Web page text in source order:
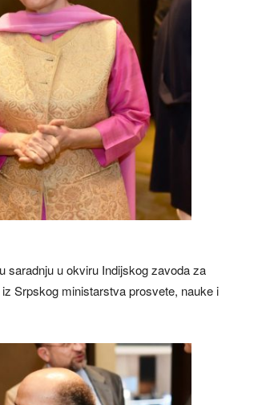
saradnju u okviru Indijskog zavoda za
Srpskog ministarstva prosvete, nauke i